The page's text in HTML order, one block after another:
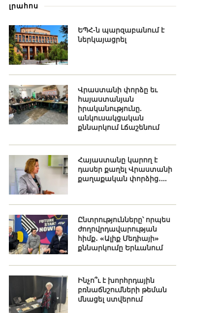
լրահոս
ԵՊՀ-ն պարզաբանում է
ներկայացրել
Վրաստանի փորձը եւ
հայաստանյան
իրականությունը.
անկուսակցական
քննարկում Լճաշենում
Հայաստանը կարող է
դասեր քաղել Վրաստանի
քաղաքական փորձից․...
Ընտրությունները՝ որպես
ժողովրդավարության
հիմք․ «Ալիք Մեդիայի»
քննարկումը Երևանում
Ինչո՞ւ է խորհրդային
բռնաճնշումների թեման
մնացել ստվերում